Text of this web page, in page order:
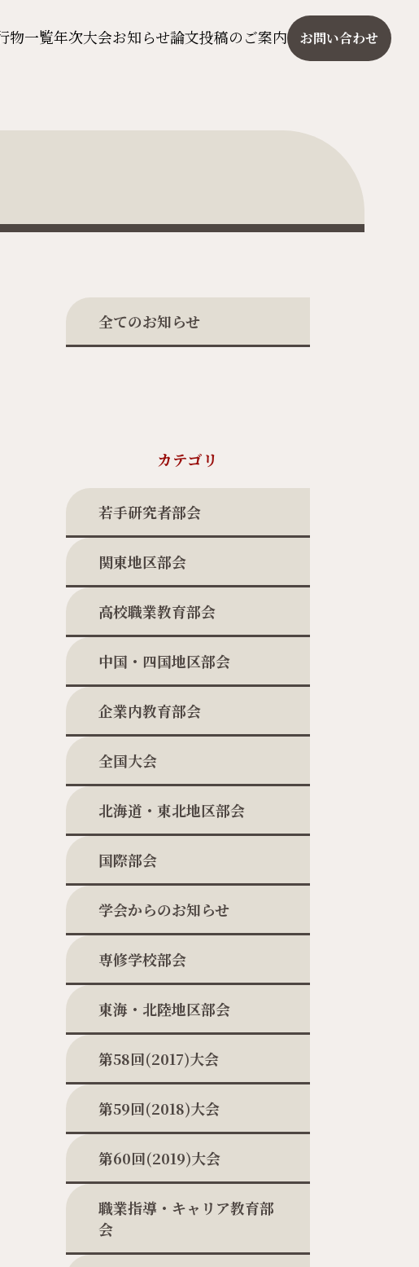
物一覧年次大会お知らせ論文投稿のご案内 お問い合わせ
全てのお知らせ
カテゴリ
若手研究者部会
関東地区部会
高校職業教育部会
中国・四国地区部会
企業内教育部会
全国大会
北海道・東北地区部会
国際部会
学会からのお知らせ
専修学校部会
東海・北陸地区部会
第58回(2017)大会
第59回(2018)大会
第60回(2019)大会
職業指導・キャリア教育部
会